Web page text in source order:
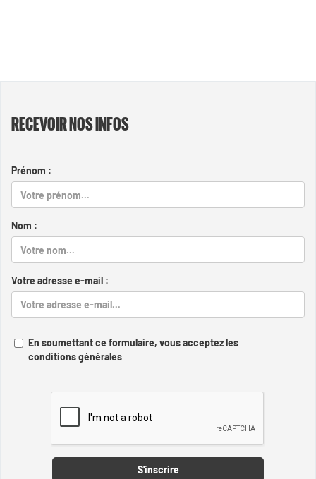
RECEVOIR NOS INFOS
Prénom :
Nom :
Votre adresse e-mail :
En soumettant ce formulaire, vous acceptez les
conditions générales
S'inscrire